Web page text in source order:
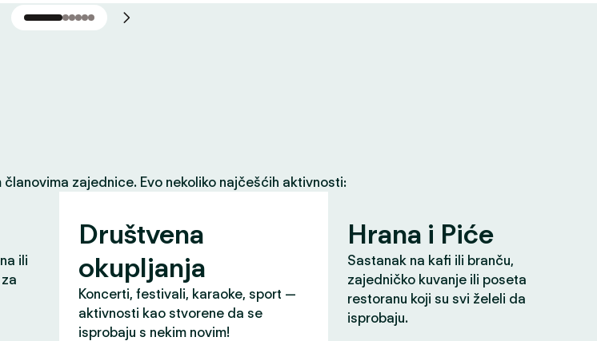
zajednice. Evo nekoliko najčešćih aktivnosti:
ili
Društvena
okupljanja
Koncerti, festivali, karaoke, sport —
aktivnosti kao stvorene da se
isprobaju s nekim novim!
Hrana i Piće
Sastanak na kafi ili branču,
zajedničko kuvanje ili poseta
restoranu koji su svi želeli da
isprobaju.